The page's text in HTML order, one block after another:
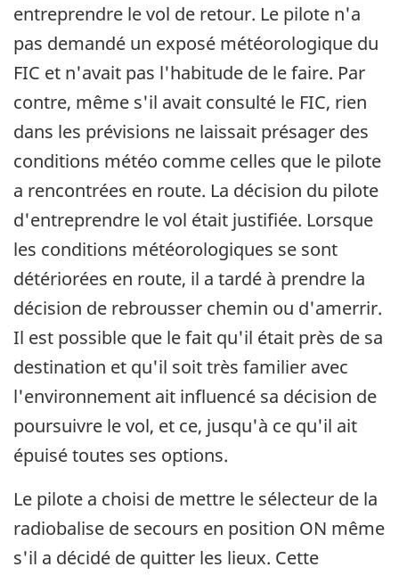
entreprendre le vol de retour. Le pilote n'a
pas demandé un exposé météorologique du
FIC et n'avait pas l'habitude de le faire. Par
contre, même s'il avait consulté le FIC, rien
dans les prévisions ne laissait présager des
conditions météo comme celles que le pilote
a rencontrées en route. La décision du pilote
d'entreprendre le vol était justifiée. Lorsque
les conditions météorologiques se sont
détériorées en route, il a tardé à prendre la
décision de rebrousser chemin ou d'amerrir.
Il est possible que le fait qu'il était près de sa
destination et qu'il soit très familier avec
l'environnement ait influencé sa décision de
poursuivre le vol, et ce, jusqu'à ce qu'il ait
épuisé toutes ses options.
Le pilote a choisi de mettre le sélecteur de la
radiobalise de secours en position ON même
s'il a décidé de quitter les lieux. Cette